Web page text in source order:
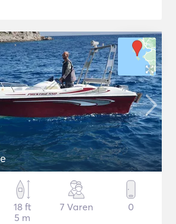
18 ft
5 m
7 Varen 0